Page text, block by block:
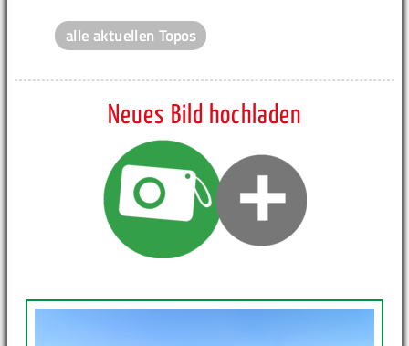
alle aktuellen Topos
Neues Bild hochladen